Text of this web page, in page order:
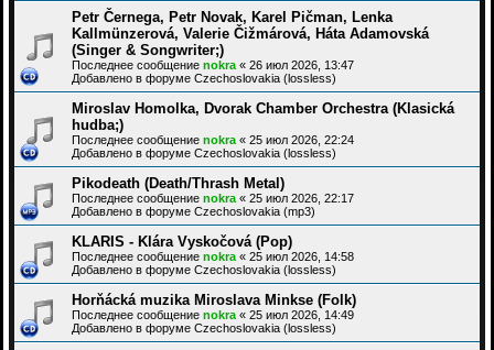
Petr Černega, Petr Novak, Karel Pičman, Lenka
Kallmünzerová, Valerie Čižmárová, Háta Adamovská
(Singer & Songwriter;)
Последнее сообщение nokra « 26 июл 2026, 13:47
Добавлено в форуме Czechoslovakia (lossless)
Miroslav Homolka, Dvorak Chamber Orchestra (Klasická
hudba;)
Последнее сообщение nokra « 25 июл 2026, 22:24
Добавлено в форуме Czechoslovakia (lossless)
Pikodeath (Death/Thrash Metal)
Последнее сообщение nokra « 25 июл 2026, 22:17
Добавлено в форуме Czechoslovakia (mp3)
KLARIS - Klára Vyskočová (Pop)
Последнее сообщение nokra « 25 июл 2026, 14:58
Добавлено в форуме Czechoslovakia (lossless)
Horňácká muzika Miroslava Minkse (Folk)
Последнее сообщение nokra « 25 июл 2026, 14:49
Добавлено в форуме Czechoslovakia (lossless)